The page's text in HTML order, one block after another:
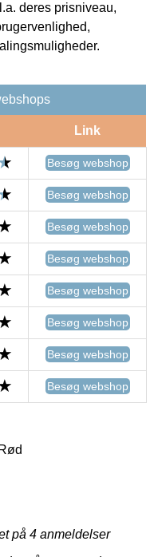
deres prisniveau,
Link
Besøg webshop
Besøg webshop
Besøg webshop
Besøg webshop
Besøg webshop
Besøg webshop
Besøg webshop
Besøg webshop
på 4 anmeldelser